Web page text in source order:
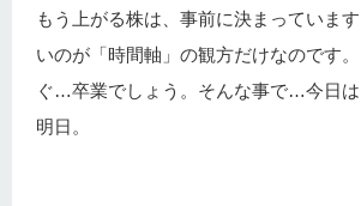
もう上がる株は、事前に決まっていま
いのが「時間軸」の観方だけなのです
ぐ…卒業でしょう。そんな事で…今日
明日。